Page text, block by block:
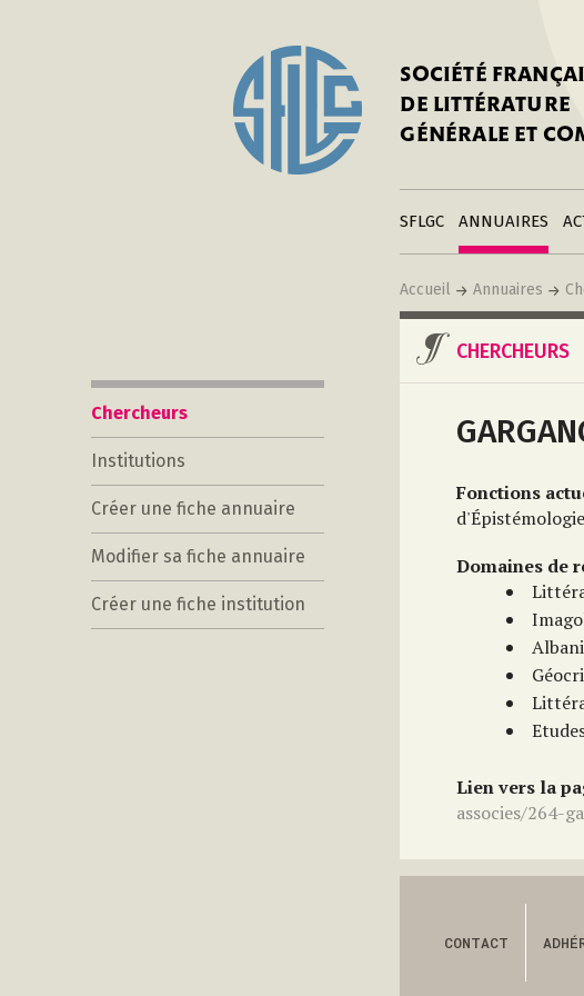
SOCIÉTÉ
DE LITTÉRATURE
GÉNÉRALE ET
SFLGC
Adhérer à la SFLGC
Publier sur ce site
LiensANNUAIRES
Créer une
annuaire
Modifier sa
annuaire
Créer une
institution
Accueil Annuaires
Chercheurs
Institutions
Créer une fiche annuaire
Modifier sa fiche annuaire
Créer une fiche institution
CHERCHEURS
Fonctions
Domaines de
Lien vers la
associes/264-
CONTACT